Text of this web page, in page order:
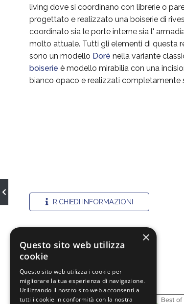
living dove si coordinano con librerie o
progettato e realizzato una boiserie di
coordinato sia le porte interne sia l'
molto attuale. Tutti gli elementi di questa
sono un modello Dorè nella variante
boiserie è modello mirabilia con una
bianco opaco e realizzati completamente
RICHIEDI INFORMAZIONI
×
Questo sito web utilizza
cookie
Questo sito web utilizza i cookie per
migliorare la tua esperienza di navigazione.
Utilizzando il nostro sito web acconsenti a
tutti i cookie in conformità con la nostra